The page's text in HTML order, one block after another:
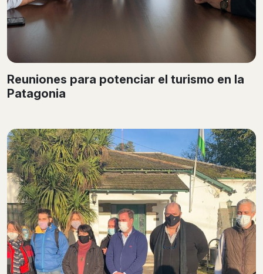
Reuniones para potenciar el turismo en la
Patagonia